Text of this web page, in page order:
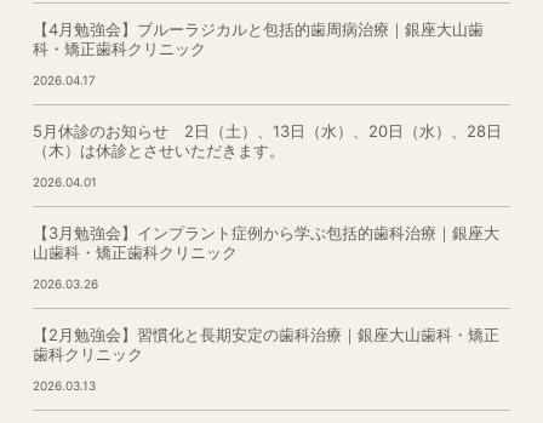
【4月勉強会】ブルーラジカルと包括的歯周病治療｜銀座大山歯
科・矯正歯科クリニック
2026.04.17
5月休診のお知らせ 2日（土）、13日（水）、20日（水）、28日
（木）は休診とさせいただきます。
2026.04.01
【3月勉強会】インプラント症例から学ぶ包括的歯科治療｜銀座大
山歯科・矯正歯科クリニック
2026.03.26
【2月勉強会】習慣化と長期安定の歯科治療｜銀座大山歯科・矯正
歯科クリニック
2026.03.13